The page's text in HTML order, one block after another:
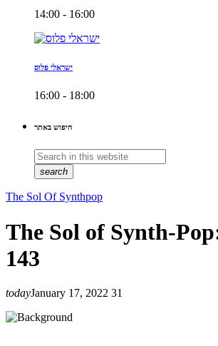
14:00 - 16:00
ישראלי פלוס
16:00 - 18:00
חיפוש באתר
search
The Sol Of Synthpop
The Sol of Synth-
143
todayJanuary 17, 2022 31